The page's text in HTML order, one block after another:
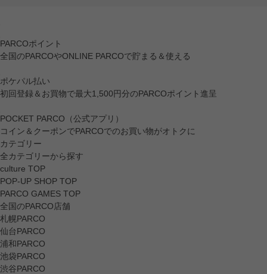
PARCOポイント
全国のPARCOやONLINE PARCOで貯まる＆使える
ポケパル払い
初回登録＆お買物で最大1,500円分のPARCOポイント進呈
POCKET PARCO（公式アプリ）
コイン＆クーポンでPARCOでのお買い物がオトクに
カテゴリー
全カテゴリーから探す
culture TOP
POP-UP SHOP TOP
PARCO GAMES TOP
全国のPARCO店舗
札幌PARCO
仙台PARCO
浦和PARCO
池袋PARCO
渋谷PARCO